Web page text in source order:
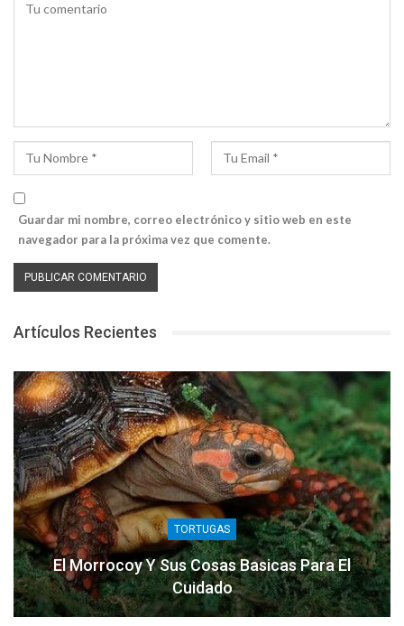
Guardar mi nombre, correo electrónico y sitio web en este
navegador para la próxima vez que comente.
Artículos Recientes
TORTUGAS
El Morrocoy Y Sus Cosas Basicas Para El
Cuidado